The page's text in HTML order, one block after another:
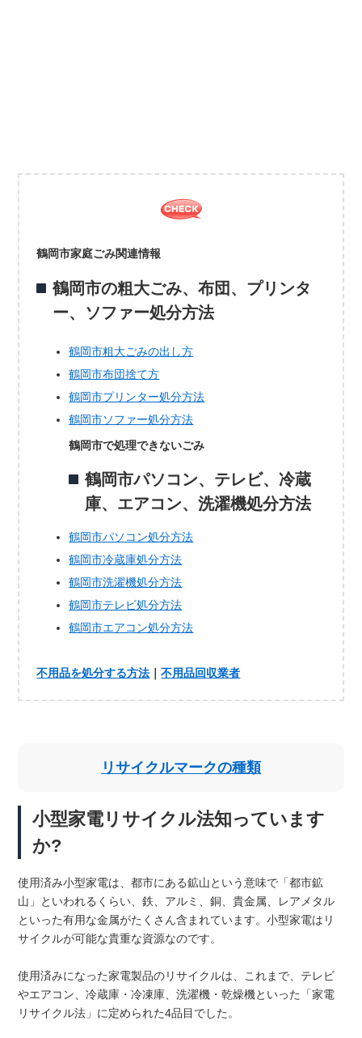
鶴岡市家庭ごみ関連情報
鶴岡市の粗大ごみ、布団、プリンタ
ー、ソファー処分方法
鶴岡市粗大ごみの出し方
鶴岡市布団捨て方
鶴岡市プリンター処分方法
鶴岡市ソファー処分方法
鶴岡市で処理できないごみ
鶴岡市パソコン、テレビ、冷蔵
庫、エアコン、洗濯機処分方法
鶴岡市パソコン処分方法
鶴岡市冷蔵庫処分方法
鶴岡市洗濯機処分方法
鶴岡市テレビ処分方法
鶴岡市エアコン処分方法
不用品を処分する方法 ｜不用品回収業者
リサイクルマークの種類
小型家電リサイクル法知っています
か?
使用済み小型家電は、都市にある鉱山という意味で「都市鉱
山」といわれるくらい、鉄、アルミ、銅、貴金属、レアメタル
といった有用な金属がたくさん含まれています。小型家電はリ
サイクルが可能な貴重な資源なのです。
使用済みになった家電製品のリサイクルは、これまで、テレビ
やエアコン、冷蔵庫・冷凍庫、洗濯機・乾燥機といった「家電
リサイクル法」に定められた4品目でした。